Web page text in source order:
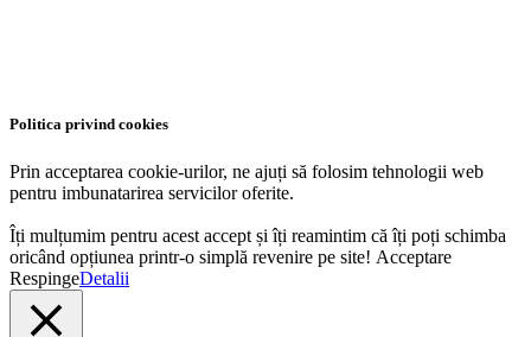
Politica privind cookies
Prin acceptarea cookie-urilor, ne ajuți să folosim tehnologii web
pentru imbunatarirea servicilor oferite.
Îți mulțumim pentru acest accept și îți reamintim că îți poți schimba
oricând opțiunea printr-o simplă revenire pe site! Acceptare
RespingeDetalii